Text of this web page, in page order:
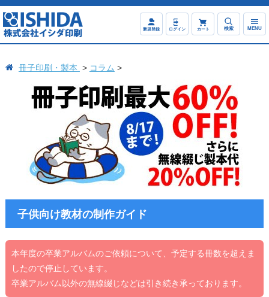
新規登録 ログイン カート 検索 MENU
冊子印刷・製本 コラム
子供向け教材の制作ガイド
本年度の卒業アルバムのご依頼について、予定する冊数を超えま
したので停止しています。
卒業アルバム以外の無線綴じなどは引き続き承っております。